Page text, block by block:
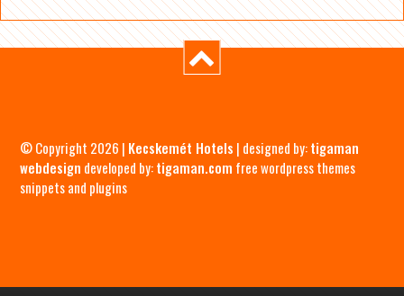
© Copyright 2026 | Kecskemét Hotels | designed by:tigaman
webdesign developed by:tigaman.com free wordpress themes
snippets and plugins